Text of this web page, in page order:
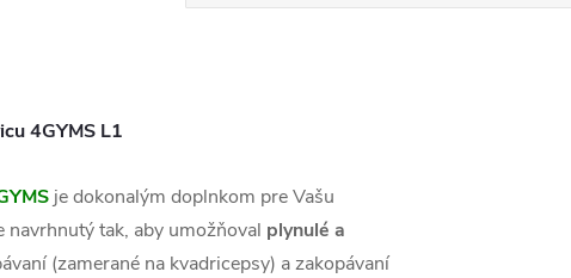
4GYMS L1
je dokonalým doplnkom pre Vašu
navrhnutý tak, aby umožňoval plynulé a
(zamerané na kvadricepsy) a zakopávaní